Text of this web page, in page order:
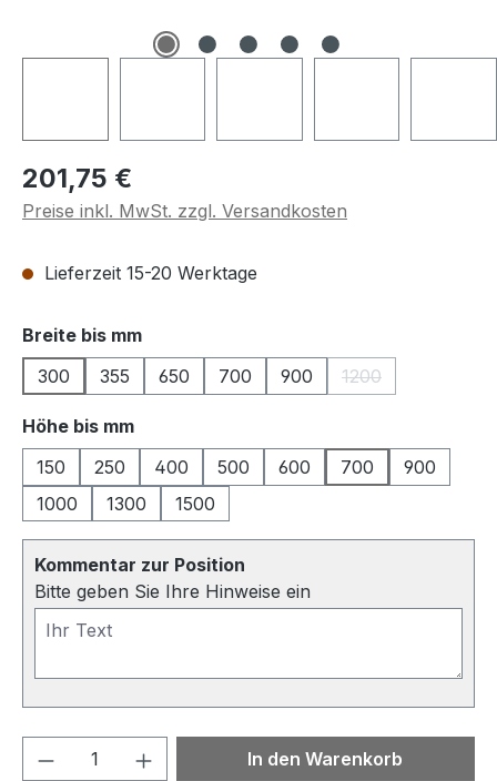
Regulärer Preis:
201,75 €
Preise inkl. MwSt. zzgl. Versandkosten
Lieferzeit 15-20 Werktage
Breite bis mmauswählen
300
355 650 700 900 1200
(Diese Option ist
Höhe bis mmauswählen
150
250 400 500 600 700
900
1000
1300 1500
Kommentar zur Position
Bitte geben Sie Ihre Hinweise ein
Produkt Anzahl: Gib denIn den Warenkorb